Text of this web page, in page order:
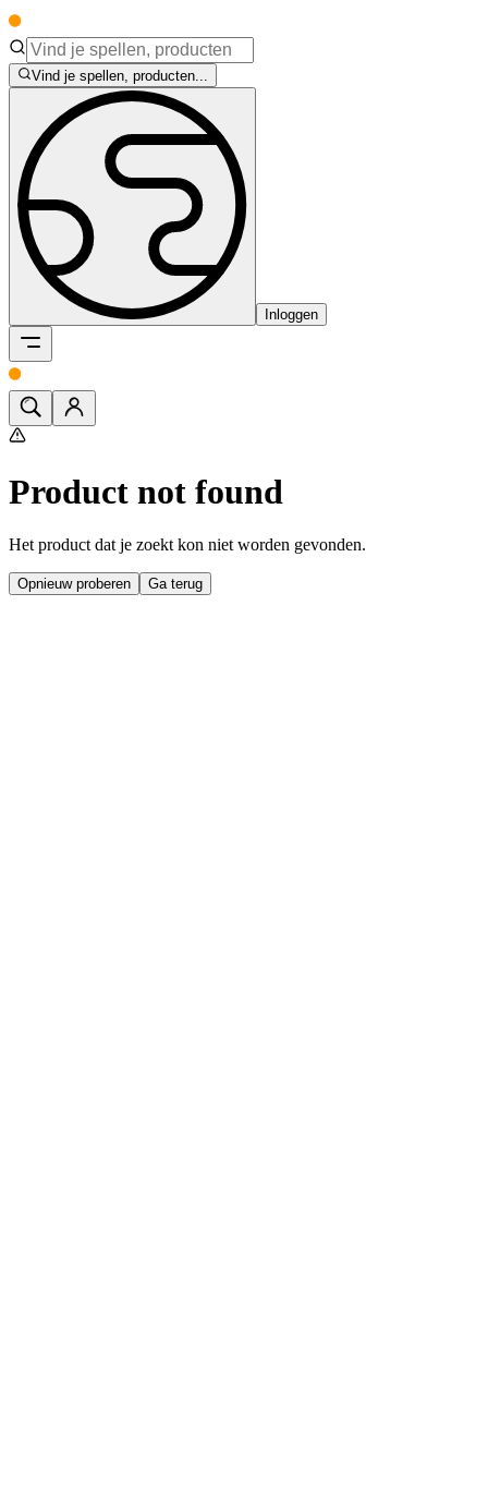
Vind je spellen, producten...
Inloggen
Product not found
Het product dat je zoekt kon niet worden gevonden.
Opnieuw proberen Ga terug